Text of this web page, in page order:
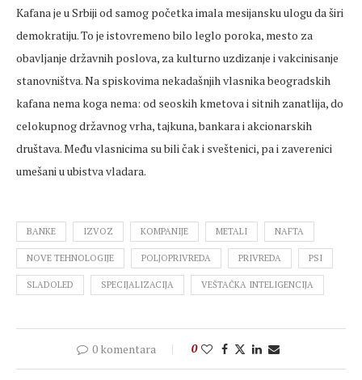
Kafana je u Srbiji od samog početka imala mesijansku ulogu da širi
demokratiju. To je istovremeno bilo leglo poroka, mesto za
obavljanje državnih poslova, za kulturno uzdizanje i vakcinisanje
stanovništva. Na spiskovima nekadašnjih vlasnika beogradskih
kafana nema koga nema: od seoskih kmetova i sitnih zanatlija, do
celokupnog državnog vrha, tajkuna, bankara i akcionarskih
društava. Među vlasnicima su bili čak i sveštenici, pa i zaverenici
umešani u ubistva vladara.
BANKE IZVOZ KOMPANIJE METALI NAFTA
NOVE TEHNOLOGIJE POLJOPRIVREDA PRIVREDA PSI
SLADOLED SPECIJALIZACIJA VEŠTAČKA INTELIGENCIJA
0 komentara 0